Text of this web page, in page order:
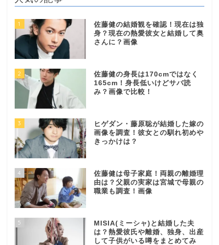
1
佐藤健の結婚観を確認！現在は独
身？現在の熱愛彼女と結婚して奥
さんに？画像
2
佐藤健の身長は170cmではなく
165cm！身長低いけどサバ読
み？画像で比較！
3
ヒゲダン・藤原聡が結婚した嫁の
画像を調査！彼女との馴れ初めや
きっかけは？
4
佐藤健は母子家庭！両親の離婚理
由は？父親の実家は宮城で母親の
職業も調査！画像
5
MISIA(ミーシャ)と結婚した夫
は？熱愛彼氏や離婚、独身、出産
して子供がいる噂をまとめてみ